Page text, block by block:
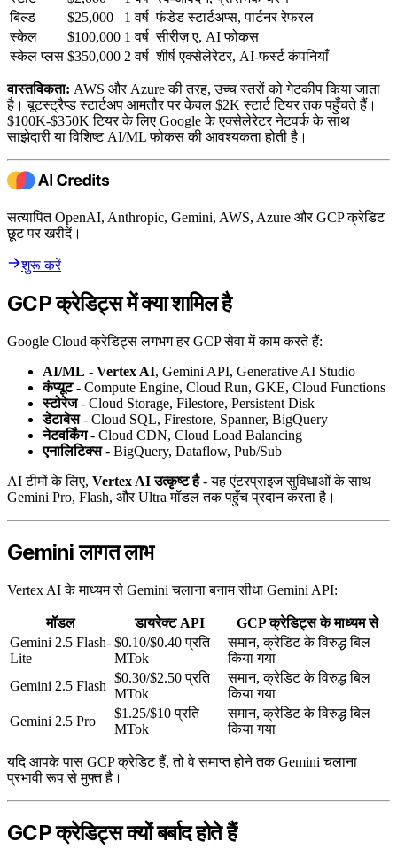
बिल्ड
$25,000 1 वर्ष फंडेड स्टार्टअप्स, पार्टनर रेफरल
स्केल
$100,000 1 वर्ष सीरीज़ ए, AI फोकस
स्केल प्लस $350,000 2 वर्ष शीर्ष एक्सेलेरेटर, AI-फर्स्ट कंपनियाँ
वास्तविकता: AWS और Azure की तरह, उच्च स्तरों को गेटकीप किया जाता
है। बूटस्ट्रैप्ड स्टार्टअप आमतौर पर केवल $2K स्टार्ट टियर तक पहुँचते हैं।
$100K-$350K टियर के लिए Google के एक्सेलेरेटर नेटवर्क के साथ
साझेदारी या विशिष्ट AI/ML फोकस की आवश्यकता होती है।
सत्यापित OpenAI, Anthropic, Gemini, AWS, Azure और GCP क्रेडिट
छूट पर खरीदें।
शुरू करें
GCP क्रेडिट्स में क्या शामिल है
Google Cloud क्रेडिट्स लगभग हर GCP सेवा में काम करते हैं:
AI/ML - Vertex AI, Gemini API, Generative AI Studio
कंप्यूट- Compute Engine, Cloud Run, GKE, Cloud Functions
स्टोरेज- Cloud Storage, Filestore, Persistent Disk
डेटाबेस- Cloud SQL, Firestore, Spanner, BigQuery
नेटवर्किंग- Cloud CDN, Cloud Load Balancing
एनालिटिक्स- BigQuery, Dataflow, Pub/Sub
AI टीमों के लिए, Vertex AI उत्कृष्ट है- यह एंटरप्राइज सुविधाओं के साथ
Gemini Pro, Flash, और Ultra मॉडल तक पहुँच प्रदान करता है।
Gemini लागत लाभ
Vertex AI के माध्यम से Gemini चलाना बनाम सीधा Gemini API:
मॉडल डायरेक्ट API
GCP क्रेडिट्स के माध्यम से
Gemini 2.5 Flash-
Lite
$0.10/$0.40 प्रति
MTok
समान, क्रेडिट के विरुद्ध बिल
किया गया
Gemini 2.5 Flash
$0.30/$2.50 प्रति
MTok
समान, क्रेडिट के विरुद्ध बिल
किया गया
Gemini 2.5 Pro
$1.25/$10 प्रति
MTok
समान, क्रेडिट के विरुद्ध बिल
किया गया
यदि आपके पास GCP क्रेडिट हैं, तो वे समाप्त होने तक Gemini चलाना
प्रभावी रूप से मुफ्त है।
GCP क्रेडिट्स क्यों बर्बाद होते हैं